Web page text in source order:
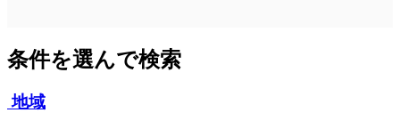
条件を選んで検索
地域